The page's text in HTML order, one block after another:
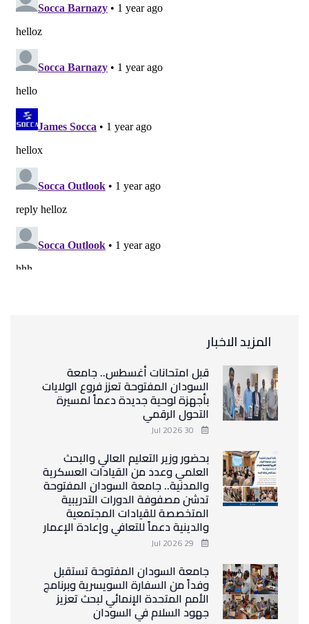
المزيد الاخبار
قبل امتحانات أغسطس.. جامعة
السودان المفتوحة تعزز فروع الولايات
بأجهزة لوحية جديدة دعماً لمسيرة
التحول الرقمي
بحضور وزير التعليم العالي والبحث
العلمي وعدد من القيادات العسكرية
والمدنية.. جامعة السودان المفتوحة
تدشن مصفوفة الدورات التدريبية
المتخصصة للقيادات المجتمعية
والدينية دعماً للتعافي وإعادة الإعمار
جامعة السودان المفتوحة تستقبل
وفداً من السفارة السويسرية وبرنامج
الأمم المتحدة الإنمائي لبحث تعزيز
جهود السلام في السودان